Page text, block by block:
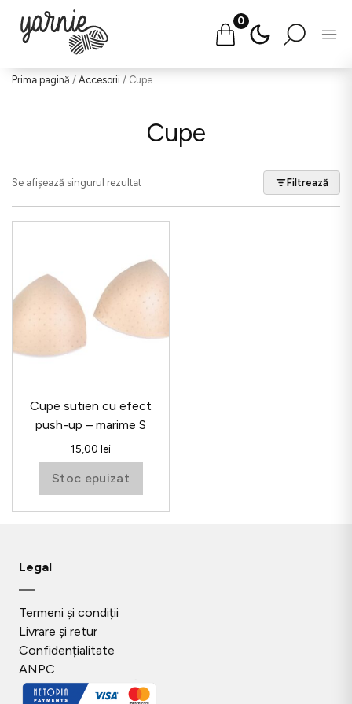
Salt
0
Prima pagină / Accesorii / Cupe
Cupe
Se afișează singurul rezultat Filtrează
Cupe sutien cu efect
push-up – marime S
15,00 lei
Stoc epuizat
Legal
Termeni și condiții
Livrare și retur
Confidențialitate
ANPC